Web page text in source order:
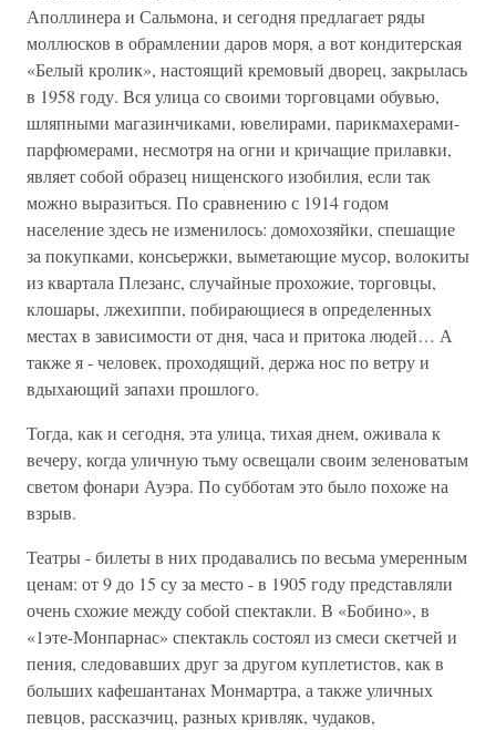
Аполлинера и Сальмона, и сегодня предлагает ряды
моллюсков в обрамлении даров моря, а вот кондитерская
«Белый кролик», настоящий кремовый дворец, закрылась
в 1958 году. Вся улица со своими торговцами обувью,
шляпными магазинчиками, ювелирами, парикмахерами-
парфюмерами, несмотря на огни и кричащие прилавки,
являет собой образец нищенского изобилия, если так
можно выразиться. По сравнению с 1914 годом
население здесь не изменилось: домохозяйки, спешащие
за покупками, консьержки, выметающие мусор, волокиты
из квартала Плезанс, случайные прохожие, торговцы,
клошары, лжехиппи, побирающиеся в определенных
местах в зависимости от дня, часа и притока людей… А
также я - человек, проходящий, держа нос по ветру и
вдыхающий запахи прошлого.
Тогда, как и сегодня, эта улица, тихая днем, оживала к
вечеру, когда уличную тьму освещали своим зеленоватым
светом фонари Ауэра. По субботам это было похоже на
взрыв.
Театры - билеты в них продавались по весьма умеренным
ценам: от 9 до 15 су за место - в 1905 году представляли
очень схожие между собой спектакли. В «Бобино», в
«1эте-Монпарнас» спектакль состоял из смеси скетчей и
пения, следовавших друг за другом куплетистов, как в
больших кафешантанах Монмартра, а также уличных
певцов, рассказчиц, разных кривляк, чудаков,